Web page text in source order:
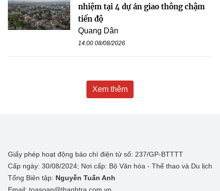
nhiệm tại 4 dự án giao thông chậm
tiến độ
Quang Dân
14:00 08/08/2026
Xem thêm
Giấy phép hoạt động báo chí điện tử số: 237/GP-BTTTT
Cấp ngày: 30/08/2024; Nơi cấp: Bộ Văn hóa - Thể thao và Du lịch
Tổng Biên tập: Nguyễn Tuấn Anh